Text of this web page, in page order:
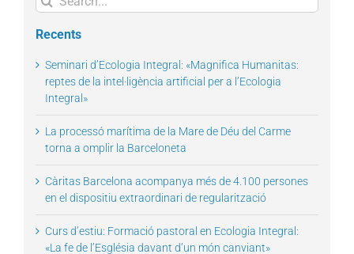
for:
Recents
Seminari d’Ecologia Integral: «Magnifica Humanitas:
reptes de la intel·ligència artificial per a l’Ecologia
Integral»
La processó marítima de la Mare de Déu del Carme
torna a omplir la Barceloneta
Càritas Barcelona acompanya més de 4.100 persones
en el dispositiu extraordinari de regularització
Curs d’estiu: Formació pastoral en Ecologia Integral:
«La fe de l’Església davant d’un món canviant»